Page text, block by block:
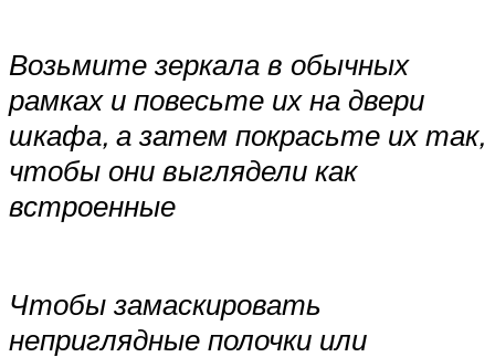
Возьмите зеркала в обычных
рамках и повесьте их на двери
шкафа, а затем покрасьте их так,
чтобы они выглядели как
встроенные
Чтобы замаскировать
неприглядные полочки или